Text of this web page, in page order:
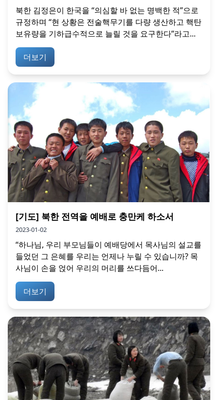
북한 김정은이 한국을 “의심할 바 없는 명백한 적”으로
규정하며 “현 상황은 전술핵무기를 다량 생산하고 핵탄
보유량을 기하급수적으로 늘릴 것을 요구한다”라고...
더보기
[기도] 북한 전역을 예배로 충만케 하소서
2023-01-02
“하나님, 우리 부모님들이 예배당에서 목사님의 설교를
들었던 그 은혜를 우리는 언제나 누릴 수 있습니까? 목
사님이 손을 얹어 우리의 머리를 쓰다듬어...
더보기